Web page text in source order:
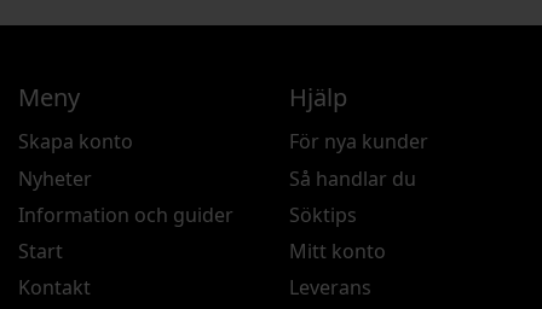
Meny
Skapa konto
Nyheter
Information och guider
Start
Kontakt
Hjälp
För nya kunder
Så handlar du
Söktips
Mitt konto
Leverans